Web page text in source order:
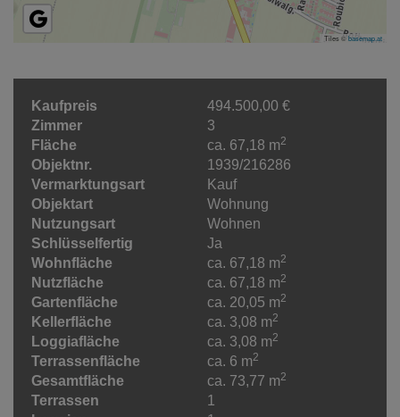
Tiles ©basemap.at
Kaufpreis
494.500,00 €
Zimmer
3
Fläche
ca. 67,18 m2
Objektnr.
1939/216286
Vermarktungsart
Kauf
Objektart
Wohnung
Nutzungsart
Wohnen
Schlüsselfertig
Ja
Wohnfläche
ca. 67,18 m2
Nutzfläche ca. 67,18 m2
Gartenfläche ca. 20,05 m2
Kellerfläche ca. 3,08 m2
Loggiafläche ca. 3,08 m2
Terrassenfläche ca. 6 m2
Gesamtfläche ca. 73,77 m2
Terrassen
1